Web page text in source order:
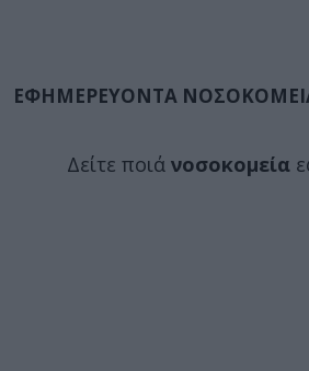
ΕΦΗΜΕΡΕΥΟΝΤΑ
Δείτε ποιά νοσοκομεία